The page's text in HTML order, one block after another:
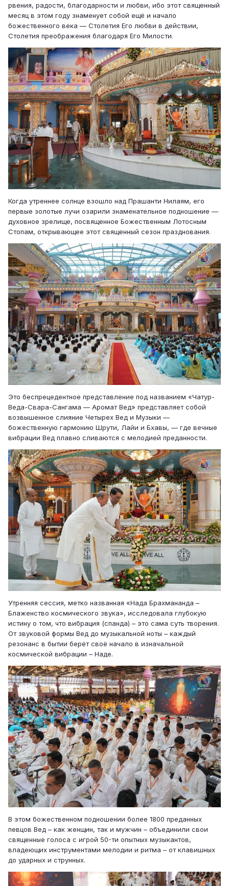
рвения, радости, благодарности и любви, ибо этот священный
месяц в этом году знаменует собой ещё и начало
божественного века — Столетия Его любви в действии,
Столетия преображения благодаря Его Милости.
Когда утреннее солнце взошло над Прашанти Нилаям, его
первые золотые лучи озарили знаменательное подношение —
духовное зрелище, посвященное Божественным Лотосным
Стопам, открывающее этот священный сезон празднования.
Это беспрецедентное представление под названием «Чатур-
Веда-Свара-Сангама — Аромат Вед» представляет собой
возвышенное слияние Четырех Вед и Музыки —
божественную гармонию Шрути, Лайи и Бхавы, — где вечные
вибрации Вед плавно сливаются с мелодией преданности.
Утренняя сессия, метко названная «Нада Брахмананда –
Блаженство космического звука», исследовала глубокую
истину о том, что вибрация (спанда) – это сама суть творения.
От звуковой формы Вед до музыкальной ноты – каждый
резонанс в бытии берёт своё начало в изначальной
космической вибрации – Наде.
В этом божественном подношении более 1800 преданных
певцов Вед – как женщин, так и мужчин – объединили свои
священные голоса с игрой 50-ти опытных музыкантов,
владеющих инструментами мелодии и ритма – от клавишных
до ударных и струнных.